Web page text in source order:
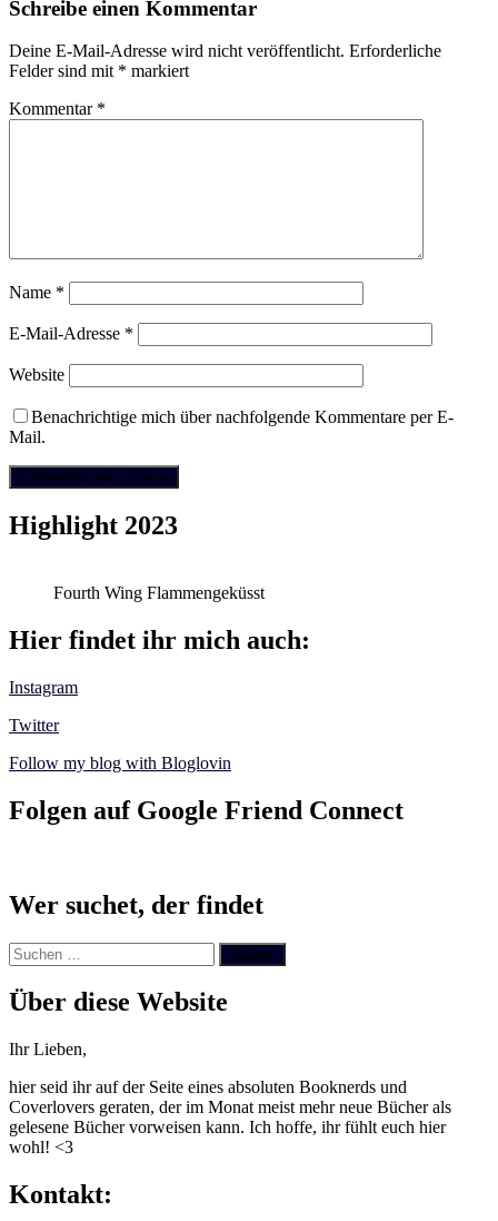
Schreibe einen Kommentar
Deine E-Mail-Adresse wird nicht veröffentlicht. Erforderliche
Felder sind mit * markiert
Kommentar *
Name *
E-Mail-Adresse *
Website
Benachrichtige mich über nachfolgende Kommentare per E-
Mail.
Highlight 2023
Fourth Wing Flammengeküsst
Hier findet ihr mich auch:
Instagram
Twitter
Follow my blog with Bloglovin
Folgen auf Google Friend Connect
Wer suchet, der findet
Suchen
nach:
Über diese Website
Ihr Lieben,
hier seid ihr auf der Seite eines absoluten Booknerds und
Coverlovers geraten, der im Monat meist mehr neue Bücher als
gelesene Bücher vorweisen kann. Ich hoffe, ihr fühlt euch hier
wohl! <3
Kontakt: